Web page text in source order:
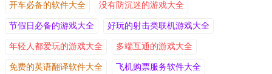
开车必备的软件大全 没有防沉迷的游戏大全
节假日必备的游戏大全 好玩的射击类联机游戏大全
年轻人都爱玩的游戏大全 多端互通的游戏大全
免费的英语翻译软件大全 飞机购票服务软件大全